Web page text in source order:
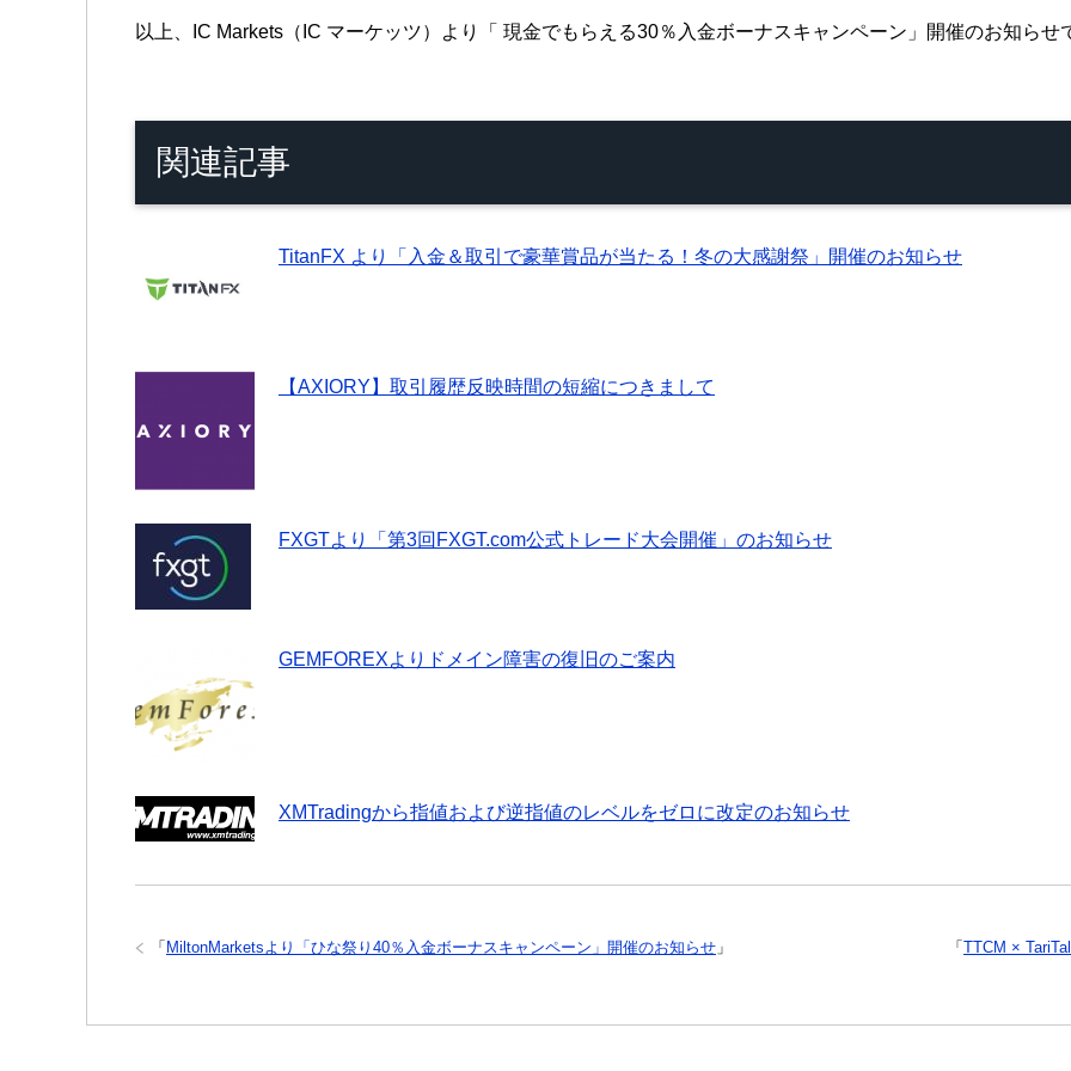
以上、IC Markets（IC マーケッツ）より「 現金でもらえる30％入金ボーナスキャンペーン」開催のお知らせ
関連記事
TitanFX より「入金＆取引で豪華賞品が当たる！冬の大感謝祭」開催のお知らせ
【AXIORY】取引履歴反映時間の短縮につきまして
FXGTより「第3回FXGT.com公式トレード大会開催」のお知らせ
GEMFOREXよりドメイン障害の復旧のご案内
XMTradingから指値および逆指値のレベルをゼロに改定のお知らせ
「 TTCM ×
「 MiltonMarketsより「ひな祭り40％入金ボーナスキャンペーン」開催のお知らせ 」